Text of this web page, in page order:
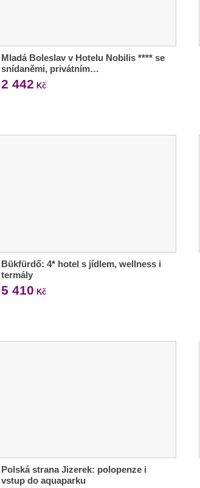
Mladá Boleslav v Hotelu Nobilis **** se
snídaněmi, privátním…
2 442 Kč
Bükfürdő: 4* hotel s jídlem, wellness i
termály
5 410 Kč
Polská strana Jizerek: polopenze i
vstup do aquaparku